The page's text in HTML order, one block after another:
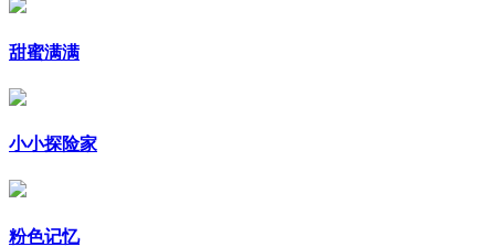
甜蜜满满
小小探险家
粉色记忆